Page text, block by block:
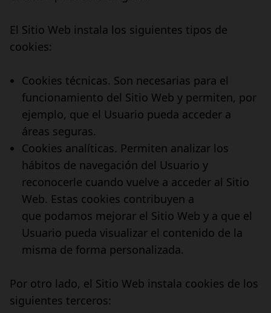
El Sitio Web instala los siguientes tipos de
cookies:
Cookies técnicas. Son necesarias para el
funcionamiento del Sitio Web y permiten, por
ejemplo, que el Usuario pueda acceder a
áreas seguras.
Cookies analíticas. Permiten analizar los
hábitos de navegación del Usuario y
reconocerle cuando vuelve a acceder al Sitio
Web. Estas cookies contribuyen a
que podamos mejorar el Sitio Web y a que el
Usuario pueda visualizar el contenido de la
misma de forma personalizada.
Por otro lado, el Sitio Web instala cookies de los
siguientes terceros: